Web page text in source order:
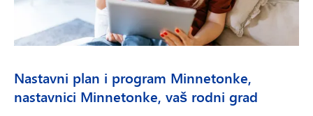
Nastavni plan i program Minnetonke,
nastavnici Minnetonke, vaš rodni grad